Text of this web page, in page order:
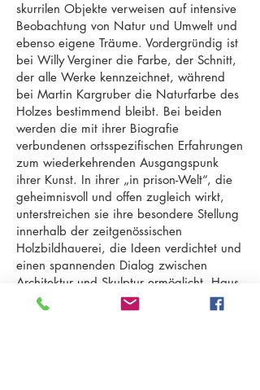
skurrilen Objekte verweisen auf intensive
Beobachtung von Natur und Umwelt und
ebenso eigene Träume. Vordergründig ist
bei Willy Verginer die Farbe, der Schnitt,
der alle Werke kennzeichnet, während
bei Martin Kargruber die Naturfarbe des
Holzes bestimmend bleibt. Bei beiden
werden die mit ihrer Biografie
verbundenen ortsspezifischen Erfahrungen
zum wiederkehrenden Ausgangspunk
ihrer Kunst. In ihrer „in prison-Welt“, die
geheimnisvoll und offen zugleich wirkt,
unterstreichen sie ihre besondere Stellung
innerhalb der zeitgenössischen
Holzbildhauerei, die Ideen verdichtet und
einen spannenden Dialog zwischen
Architektur und Skulptur ermöglicht. Haus,
Baum, Antenne, Wucherung, Container,
Mensch, Erde: Zwischen Realität und